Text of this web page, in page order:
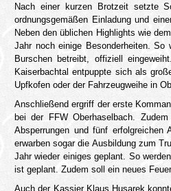
Nach einer kurzen Brotzeit setzte
ordnungsgemäßen Einladung und
Neben den üblichen Highlights wie
Jahr noch einige Besonderheiten.
Burschen betreibt, offiziell
Kaiserbachtal entpuppte sich als
Upfkofen oder der Fahrzeugweihe in
Anschließend ergriff der erste
bei der FFW Oberhaselbach.
Absperrungen und fünf
erwarben sogar die Ausbildung zum
Jahr wieder einiges geplant. So
ist geplant. Zudem soll ein neues
Auch der Kassier Klaus Husarek